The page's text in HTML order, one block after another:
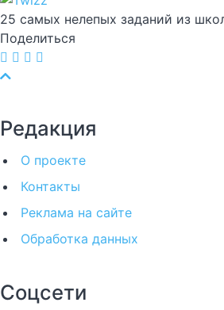
25 самых нелепых заданий из
Поделиться
Редакция
О проекте
Контакты
Реклама на сайте
Обработка данных
Соцсети